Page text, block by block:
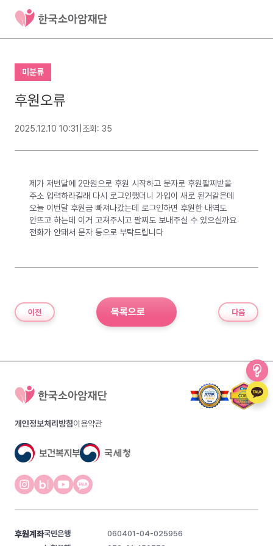
미분류
후원오류
2025.12.10 10:31 조회: 35
제가 저번달에 2만원으로 후원 시작하고 문자로 후원팔찌받을
주소 입력하라길래 다시 로그인했더니 가입이 새로 된거같은데
오늘 이번달 후원금 빠져나갔는데 로그인하면 후원한 내역도
안뜨고 하는데 이거 고쳐주시고 팔찌도 보내주실 수 있으실까요
전화가 안돼서 문자 등으로 부탁드립니다
이전 목록으로 다음
개인정보처리방침이용약관
후원계좌국민은행
060401-04-025956